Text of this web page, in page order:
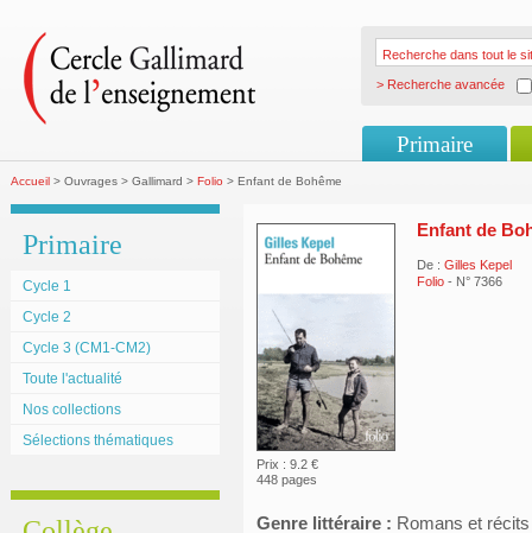
> Recherche avancée
Primaire
Accueil > Ouvrages > Gallimard > Folio > Enfant de Bohême
Primaire
Cycle 1
Cycle 2
Cycle 3 (CM1-CM2)
Toute l'actualité
Nos collections
Sélections thématiques
Prix : 9.2 €
448 pages
Enfant de
De : Gilles Kepel
Folio - N° 7366
Genre littéraire : Romans et récits